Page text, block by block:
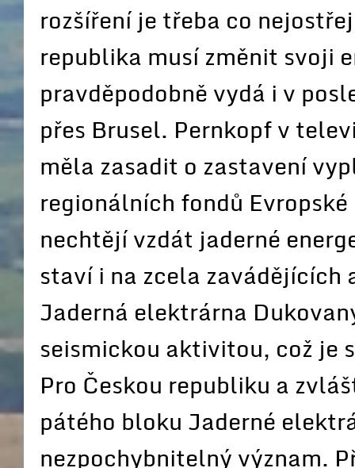
rozšíření je třeba co
republika musí změnit svoji
pravděpodobně vydá i v
přes Brusel. Pernkopf v
měla zasadit o zastavení
regionálních fondů
nechtějí vzdát jaderné
staví i na zcela zavádějících
Jaderná elektrárna
seismickou aktivitou, což je
Pro Českou republiku a
pátého bloku Jaderné
nezpochybnitelný význam.